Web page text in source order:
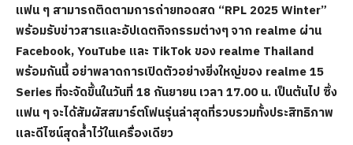
แฟน ๆ สามารถติดตามการถ่ายทอดสด “RPL 2025 Winter”
พร้อมรับข่าวสารและอัปเดตกิจกรรมต่างๆ จาก realme ผ่าน
Facebook, YouTube และ TikTok ของ realme Thailand
พร้อมกันนี้ อย่าพลาดการเปิดตัวอย่างยิ่งใหญ่ของ realme 15
Series ที่จะจัดขึ้นในวันที่18กันยายน เวลา17.00 น. เป็นต้นไป ซึ่ง
แฟน ๆ จะได้สัมผัสสมาร์ตโฟนรุ่นล่าสุดที่รวบรวมทั้งประสิทธิภาพ
และดีไซน์สุดล้ำไว้ในเครื่องเดียว